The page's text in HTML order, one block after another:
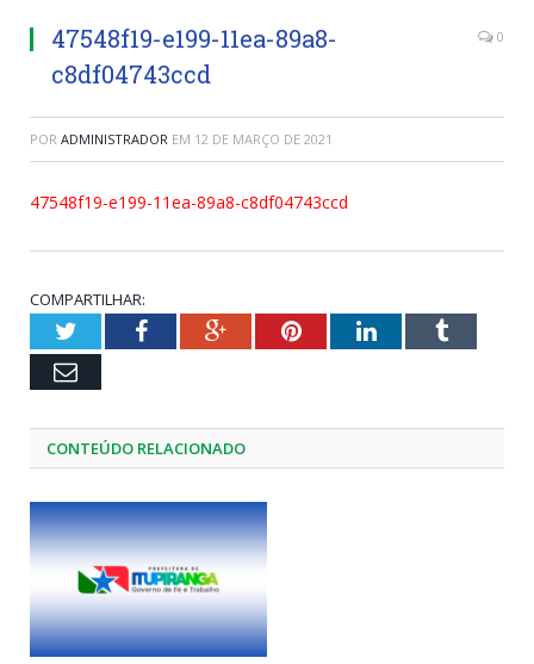
47548f19-e199-11ea-89a8-
c8df04743ccd
0
POR ADMINISTRADOR EM 12 DE MARÇO DE 2021
47548f19-e199-11ea-89a8-c8df04743ccd
COMPARTILHAR:
TwitterFacebookGoogle+PinterestLinkedInTumblr
Email
CONTEÚDO RELACIONADO